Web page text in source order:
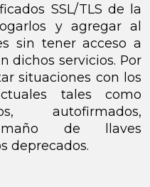
SSL/TLS de la
y agregar al
sin tener acceso a
dichos servicios. Por
situaciones con los
tales como
autofirmados,
de llaves
deprecados.